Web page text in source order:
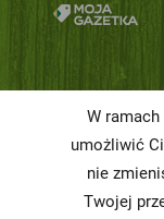
W
umożliwić
nie
Twojej